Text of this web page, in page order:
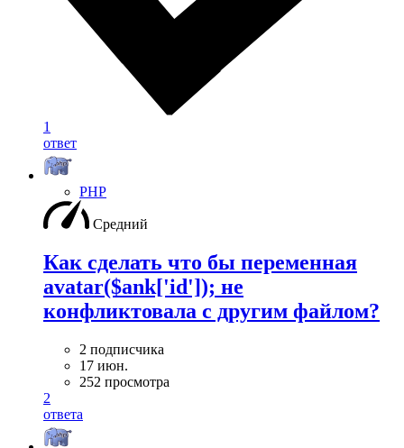
1
ответ
PHP
Средний
Как сделать что бы переменная
avatar($ank['id']); не
конфликтовала с другим файлом?
2 подписчика
17 июн.
252 просмотра
2
ответа